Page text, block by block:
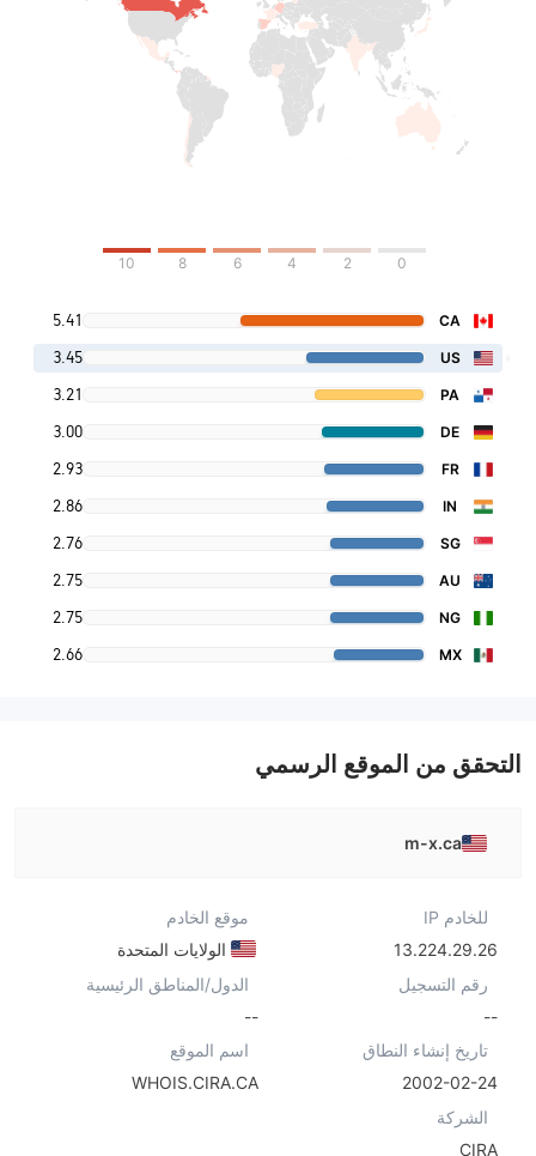
0
2
4
6
8
10
CA
5.41
US
3.45
PA
3.21
DE
3.00
FR
2.93
IN
2.86
SG
2.76
AU
2.75
NG
2.75
MX
2.66
التحقق من الموقع الرسمي
m-x.ca
للخادم IP
13.224.29.26
موقع الخادم
الولايات المتحدة
رقم التسجيل
--
الدول/المناطق الرئيسية
--
تاريخ إنشاء النطاق
2002-02-24
اسم الموقع
WHOIS.CIRA.CA
الشركة
CIRA